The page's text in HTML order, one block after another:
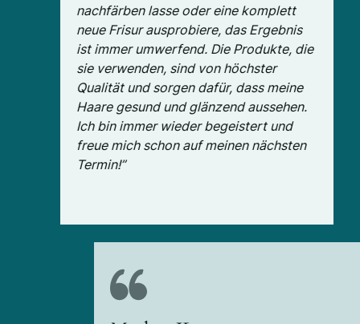
nachfärben lasse oder eine komplett
neue Frisur ausprobiere, das Ergebnis
ist immer umwerfend. Die Produkte, die
sie verwenden, sind von höchster
Qualität und sorgen dafür, dass meine
Haare gesund und glänzend aussehen.
Ich bin immer wieder begeistert und
freue mich schon auf meinen nächsten
Termin!”